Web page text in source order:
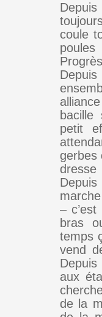
coule
petit
gerbes
dresse
–
bras
temps
vend
Depuis
aux
de la